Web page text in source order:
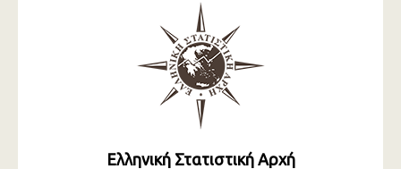
Ελληνική Στατιστική Αρχή